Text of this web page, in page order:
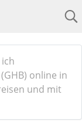
online in
und mit